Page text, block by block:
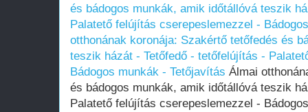
és bádogos munkák, amik időtállóvá teszik
Palatető felújítás cserepeslemezzel -
otthonának koronája: Szakértő tetőfedés és
teszik házát - Tetőfedő - tetőfelújítás -
Bádogos munkák - Tetőjavítás Álmai
és bádogos munkák, amik időtállóvá teszik
Palatető felújítás cserepeslemezzel -